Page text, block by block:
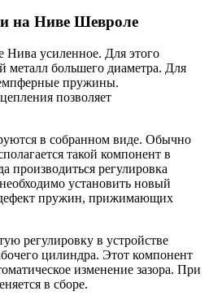
на Ниве Шевроле
усиленное. Для этого
металл большего диаметра. Для
пружины.
позволяет
в собранном виде. Обычно
такой компонент в
производиться регулировка
установить новый
пружин, прижимающих
регулировку в устройстве
цилиндра. Этот компонент
изменение зазора. При
в сборе.